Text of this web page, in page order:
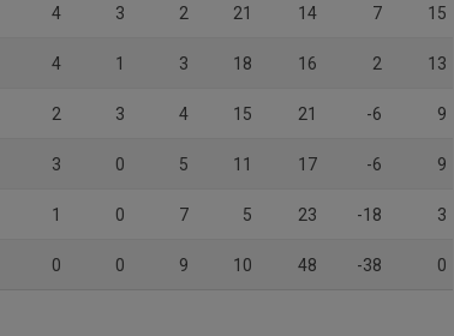
4 3 2 21 14 7 15
4 1 3 18 16 2 13
2 3 4 15 21 -6 9
3 0 5 11 17 -6 9
1 0 7 5 23 -18 3
0 0 9 10 48 -38 0